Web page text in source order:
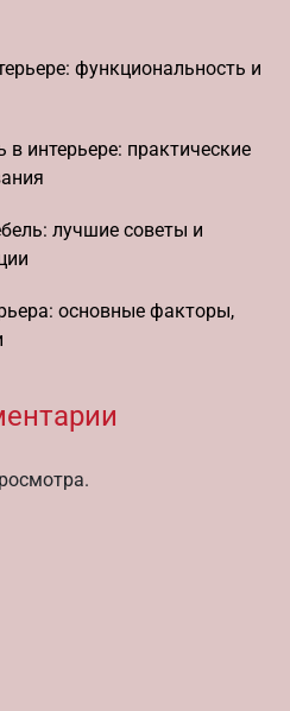
функциональность и
интерьере: практические
лучшие советы и
основные факторы,